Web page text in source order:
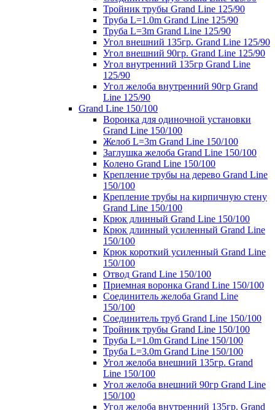
Тройник трубы Grand Line 125/90
Труба L=1.0m Grand Line 125/90
Труба L=3m Grand Line 125/90
Угол внешний 135гр. Grand Line 125/90
Угол внешний 90гр. Grand Line 125/90
Угол внутренний 135гр Grand Line
125/90
Угол желоба внутренний 90гр Grand
Line 125/90
Grand Line 150/100
Воронка для одиночной установки
Grand Line 150/100
Желоб L=3m Grand Line 150/100
Заглушка желоба Grand Line 150/100
Колено Grand Line 150/100
Крепление трубы на дерево Grand Line
150/100
Крепление трубы на кирпичную стену
Grand Line 150/100
Крюк длинный Grand Line 150/100
Крюк длинный усиленный Grand Line
150/100
Крюк короткий усиленный Grand Line
150/100
Отвод Grand Line 150/100
Приемная воронка Grand Line 150/100
Соединитель желоба Grand Line
150/100
Соединитель труб Grand Line 150/100
Тройник трубы Grand Line 150/100
Труба L=1.0m Grand Line 150/100
Труба L=3.0m Grand Line 150/100
Угол желоба внешний 135гр. Grand
Line 150/100
Угол желоба внешний 90гр Grand Line
150/100
Угол желоба внутренний 135гр. Grand